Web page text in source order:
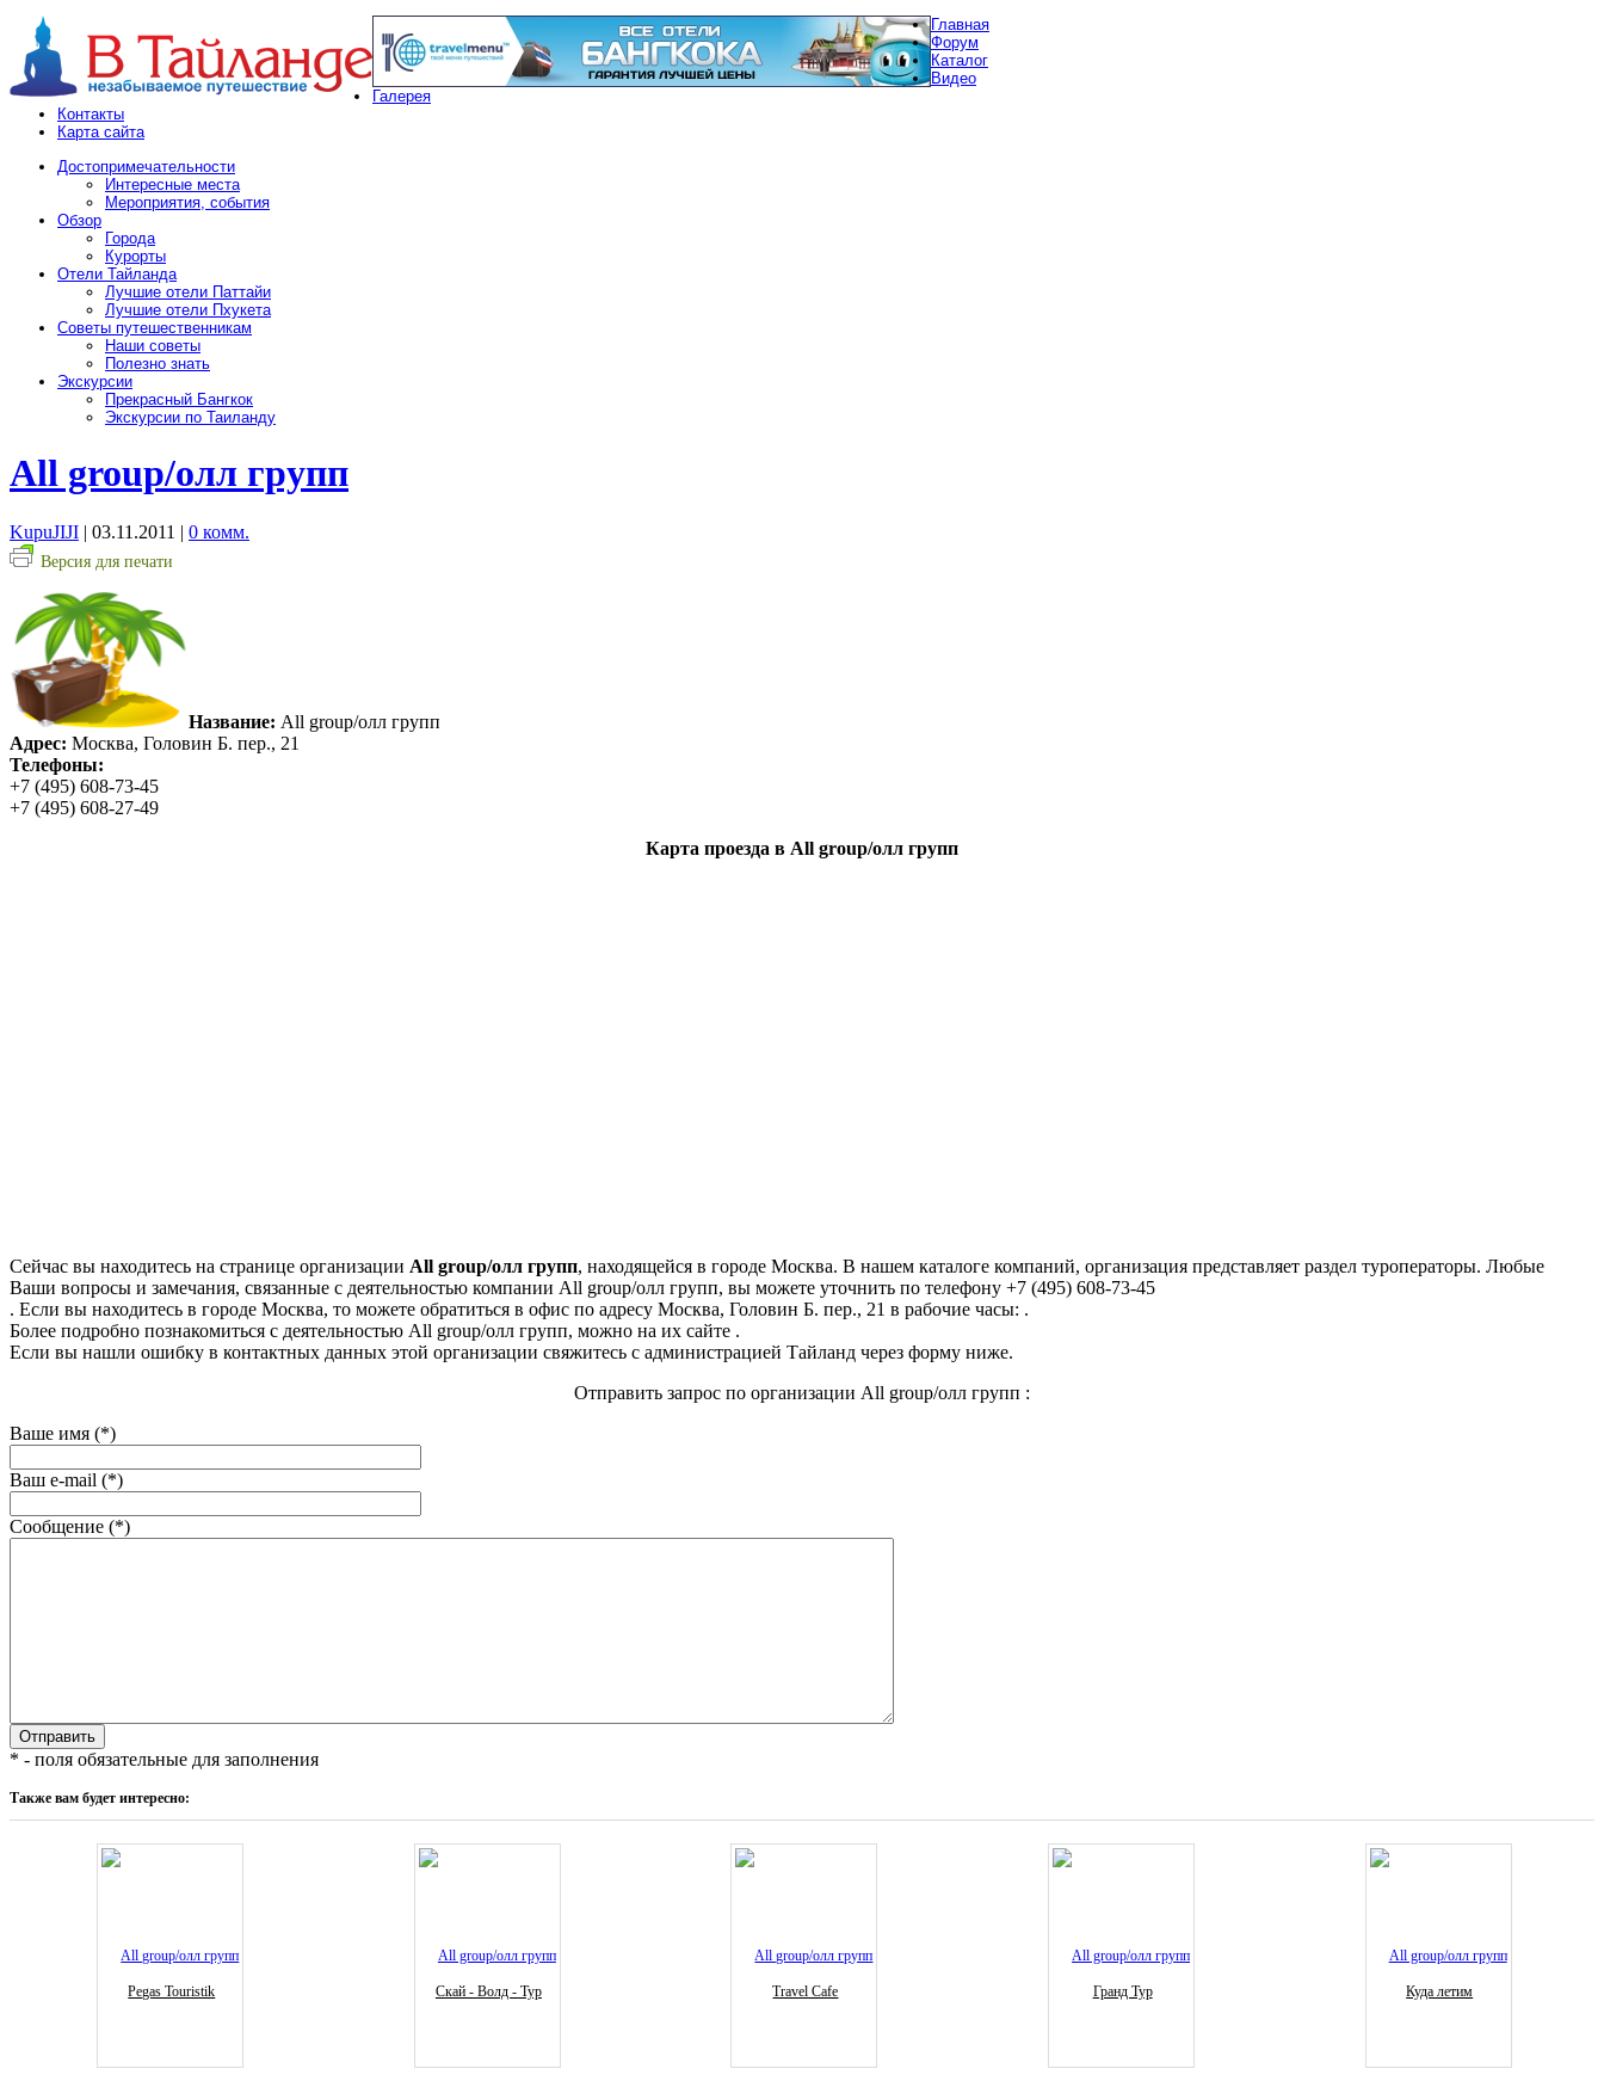
Главная
Форум
Каталог
Видео
Галерея
Контакты
Карта сайта
Достопримечательности
Интересные места
Мероприятия, события
Обзор
Города
Курорты
Отели Тайланда
Лучшие отели Паттайи
Лучшие отели Пхукета
Советы путешественникам
Наши советы
Полезно знать
Экскурсии
Прекрасный Бангкок
Экскурсии по Таиланду
All group/олл групп
KupuJIJI | 03.11.2011 | 0 комм.
Версия для печати
Название: All group/олл групп
Адрес: Москва, Головин Б. пер., 21
Телефоны:
+7 (495) 608-73-45
+7 (495) 608-27-49
Карта проезда в All group/олл групп
Сейчас вы находитесь на странице организации All group/олл групп, находящейся в городе Москва. В нашем каталоге компаний, организация представляет раздел туроператоры. Любые
Ваши вопросы и замечания, связанные с деятельностью компании All group/олл групп, вы можете уточнить по телефону +7 (495) 608-73-45
. Если вы находитесь в городе Москва, то можете обратиться в офис по адресу Москва, Головин Б. пер., 21 в рабочие часы: .
Более подробно познакомиться с деятельностью All group/олл групп, можно на их сайте .
Если вы нашли ошибку в контактных данных этой организации свяжитесь с администрацией Тайланд через форму ниже.
Отправить запрос по организации All group/олл групп :
Ваше имя (*)
Ваш e-mail (*)
Сообщение (*)
* - поля обязательные для заполнения
Также вам будет интересно:
Pegas Touristik Скай - Волд - Тур Travel Cafe Гранд Тур Куда летим